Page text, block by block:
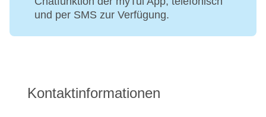
und per SMS zur Verfügung.
Kontaktinformationen